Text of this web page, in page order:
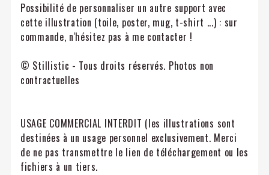
Possibilité de personnaliser un autre support avec
cette illustration (toile, poster, mug, t-shirt ...) : sur
commande, n'hésitez pas à me contacter !
© Stillistic - Tous droits réservés. Photos non
contractuelles
USAGE COMMERCIAL INTERDIT (les illustrations sont
destinées à un usage personnel exclusivement. Merci
de ne pas transmettre le lien de téléchargement ou les
fichiers à un tiers.